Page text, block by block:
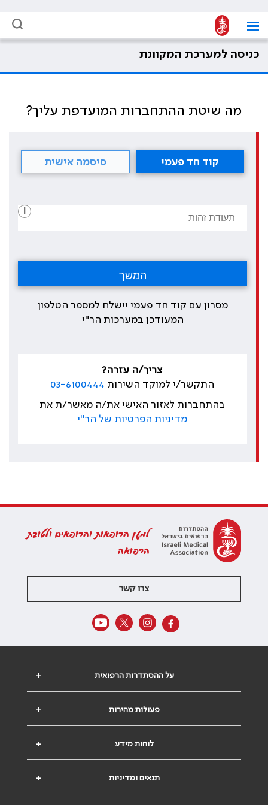
כניסה למערכת המקוונת
מה שיטת ההתחברות המועדפת עליך?
קוד חד פעמי סיסמה אישית
i
מסרון עם קוד חד פעמי יישלח למספר הטלפון
המעודכן במערכות הר"י
צריך/ה עזרה?
התקשר/י למוקד השירות 03-6100444
בהתחברות לאזור האישי את/ה מאשר/ת את
מדיניות הפרטיות של הר"י
למען הרופאות והרופאים ולטובת
הרפואה
צרו קשר
+ על ההסתדרות הרפואית
+ פעולות מהירות
+ לוחות מידע
+ תנאים ומדיניות